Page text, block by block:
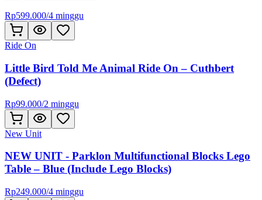
Rp599.000/4 minggu
Ride On
Little Bird Told Me Animal Ride On – Cuthbert
(Defect)
Rp99.000/2 minggu
New Unit
NEW UNIT - Parklon Multifunctional Blocks Lego
Table – Blue (Include Lego Blocks)
Rp249.000/4 minggu